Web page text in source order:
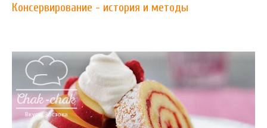
Консервирование - история и методы